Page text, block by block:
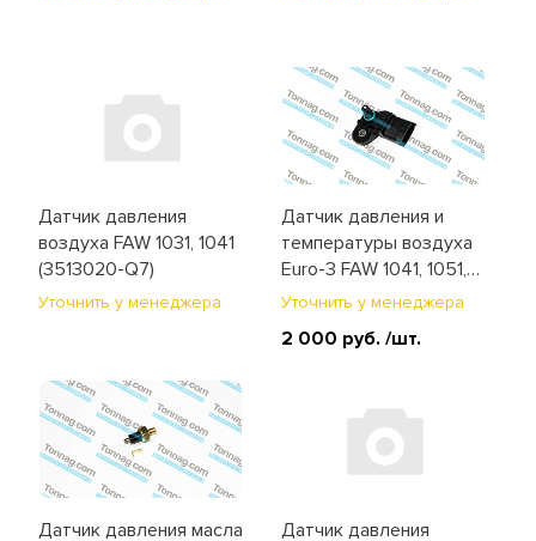
Датчик давления
воздуха FAW 1031, 1041
(3513020-Q7)
Уточнить у менеджера
Датчик давления и
температуры воздуха
Euro-3 FAW 1041, 1051,
BAW 1044, 1065
Уточнить у менеджера
2 000 руб. /шт.
Датчик давления масла Датчик давления